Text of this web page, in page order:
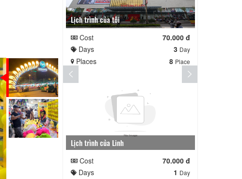
Lịch trình của tôi
Cost
70.000 đ
Days
3 Day
Places 8 Place
Lịch trình của Linh
Cost
70.000 đ
Days
1 Day